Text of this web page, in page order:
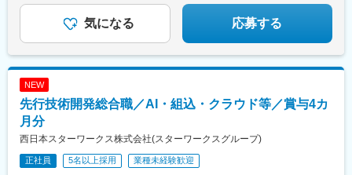
るため、安心感を持ちながら長期的なキャリア形成を実現できま
す。
橋駅、櫛田神社前駅、桜坂駅、旦過駅、札幌駅、あおば通駅、猿
猴橋町駅、中津駅(地下鉄)、大阪駅、北浜駅(大阪府)、長堀橋駅、
なんば駅(南海線)、蒲生四丁目駅、扇町駅(大阪府)、肥後橋駅、吉
★完全週休2日
気になる 応募する
NEW
先行技術開発総合職／AI・組込・クラウド等／賞与4カ
月分
西日本スターワークス株式会社(スターワークスグループ)
正社員 5名以上採用 業種未経験歓迎